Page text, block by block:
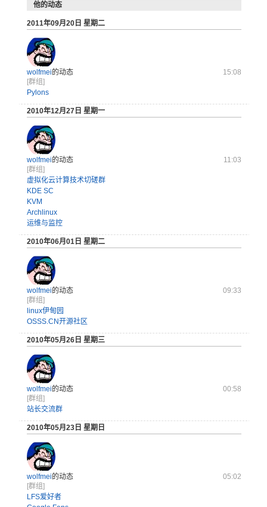
他的动态
2011年09月20日 星期二
wolfmei的动态
15:08
[群组]
Pylons
2010年12月27日 星期一
wolfmei的动态
11:03
[群组]
虚拟化云计算技术切磋群
KDE SC
KVM
Archlinux
运维与监控
2010年06月01日 星期二
wolfmei的动态
09:33
[群组]
linux伊甸园
OSSS.CN开源社区
2010年05月26日 星期三
wolfmei的动态
00:58
[群组]
站长交流群
2010年05月23日 星期日
wolfmei的动态
05:02
[群组]
LFS爱好者